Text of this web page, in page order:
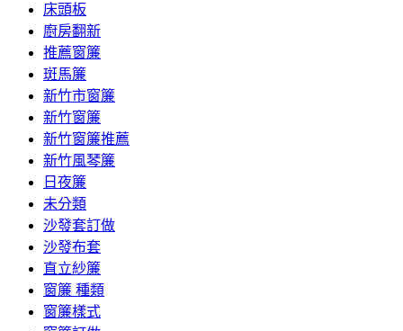
床頭板
廚房翻新
推薦窗簾
斑馬簾
新竹市窗簾
新竹窗簾
新竹窗簾推薦
新竹風琴簾
日夜簾
未分類
沙發套訂做
沙發布套
直立紗簾
窗簾 種類
窗簾樣式